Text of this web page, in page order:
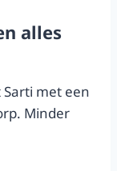
alles
met een
Minder